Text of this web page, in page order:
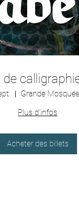
Grande
Plus d'infos
Acheter des billets